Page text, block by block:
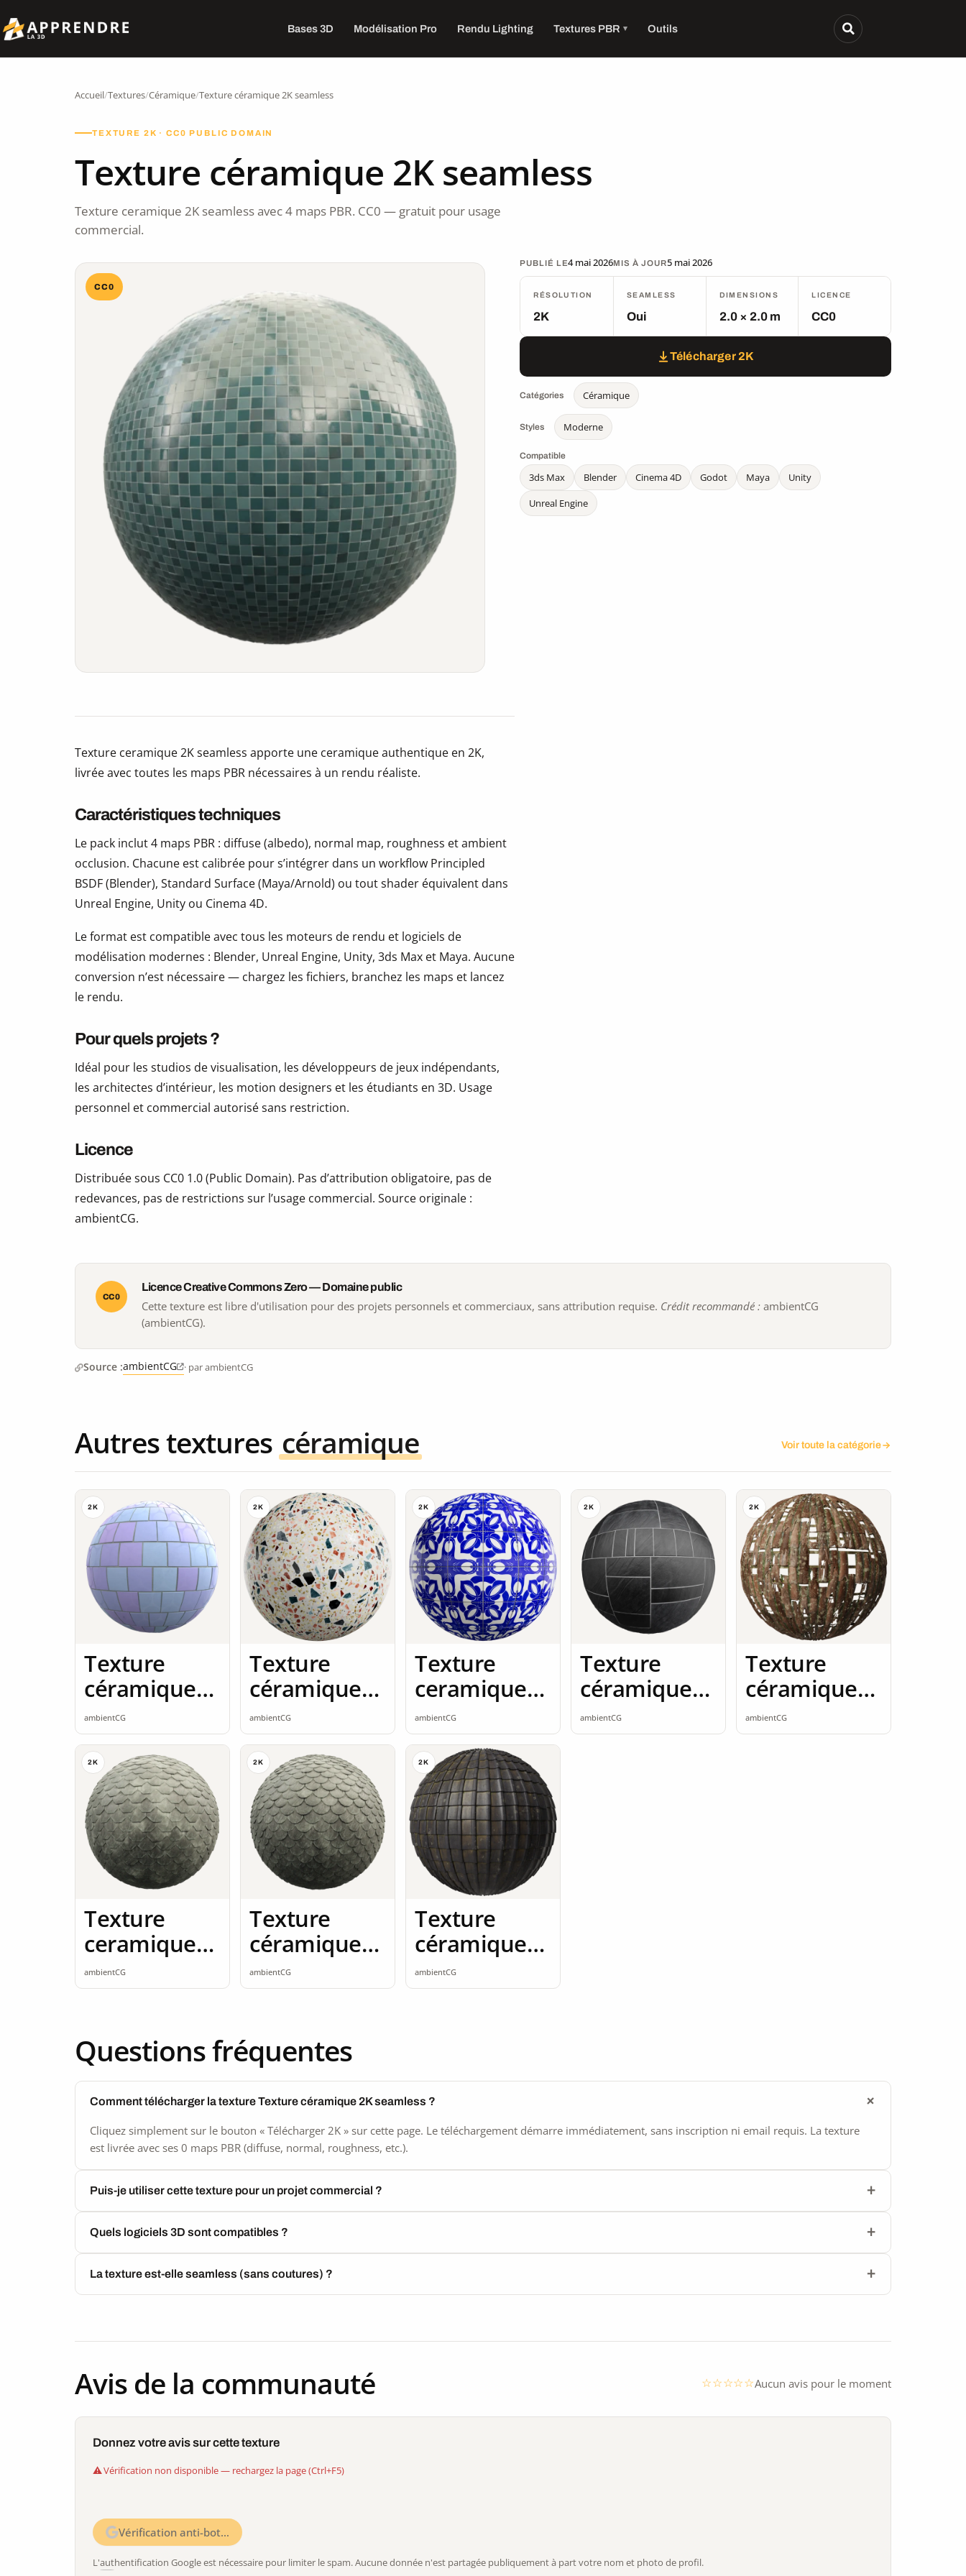
Bases 3D Modélisation Pro Rendu Lighting Textures PBR Outils
Accueil/Textures/Céramique/Texture céramique 2K seamless
TEXTURE 2K · CC0 PUBLIC DOMAIN
Texture céramique 2K seamless
Texture ceramique 2K seamless avec 4 maps PBR. CC0 — gratuit pour usage
commercial.
CC0
PUBLIÉ LE4 mai 2026MIS À JOUR5 mai 2026
RÉSOLUTION
2K
SEAMLESS
Oui
DIMENSIONS
2.0 × 2.0 m
LICENCE
CC0
Télécharger 2K
Catégories Céramique
Styles Moderne
Compatible
3ds Max Blender Cinema 4D Godot Maya
Unity
Unreal Engine
Texture ceramique 2K seamless apporte une ceramique authentique en 2K,
livrée avec toutes les maps PBR nécessaires à un rendu réaliste.
Caractéristiques techniques
Le pack inclut 4 maps PBR : diffuse (albedo), normal map, roughness et ambient
occlusion. Chacune est calibrée pour s’intégrer dans un workflow Principled
BSDF (Blender), Standard Surface (Maya/Arnold) ou tout shader équivalent dans
Unreal Engine, Unity ou Cinema 4D.
Le format est compatible avec tous les moteurs de rendu et logiciels de
modélisation modernes : Blender, Unreal Engine, Unity, 3ds Max et Maya. Aucune
conversion n’est nécessaire — chargez les fichiers, branchez les maps et lancez
le rendu.
Pour quels projets ?
Idéal pour les studios de visualisation, les développeurs de jeux indépendants,
les architectes d’intérieur, les motion designers et les étudiants en 3D. Usage
personnel et commercial autorisé sans restriction.
Licence
Distribuée sous CC0 1.0 (Public Domain). Pas d’attribution obligatoire, pas de
redevances, pas de restrictions sur l’usage commercial. Source originale :
ambientCG.
CC0
Licence Creative Commons Zero — Domaine public
Cette texture est libre d'utilisation pour des projets personnels et commerciaux, sans attribution requise. Crédit recommandé : ambientCG
(ambientCG).
Source :ambientCG · par ambientCG
Autres textures céramique Voir toute la catégorie
2K
Texture
céramique
2K seamless
ambientCG
2K
Texture
céramique
2K seamless
ambientCG
2K
Texture
ceramique
2K seamless
ambientCG
2K
Texture
céramique
2K seamless
ambientCG
2K
Texture
céramique
2K seamless
ambientCG
2K
Texture
ceramique
ardoise 2K
seamless
ambientCG
2K
Texture
céramique
2K seamless
ambientCG
2K
Texture
céramique
2K seamless
ambientCG
Questions fréquentes
Comment télécharger la texture Texture céramique 2K seamless ?
Cliquez simplement sur le bouton « Télécharger 2K » sur cette page. Le téléchargement démarre immédiatement, sans inscription ni email requis. La texture
est livrée avec ses 0 maps PBR (diffuse, normal, roughness, etc.).
Puis-je utiliser cette texture pour un projet commercial ?
Quels logiciels 3D sont compatibles ?
La texture est-elle seamless (sans coutures) ?
Avis de la communauté Aucun avis pour le moment
Donnez votre avis sur cette texture
Vérification non disponible — rechargez la page (Ctrl+F5)
Vérification anti-bot…
L'authentification Google est nécessaire pour limiter le spam. Aucune donnée n'est partagée publiquement à part votre nom et photo de profil.